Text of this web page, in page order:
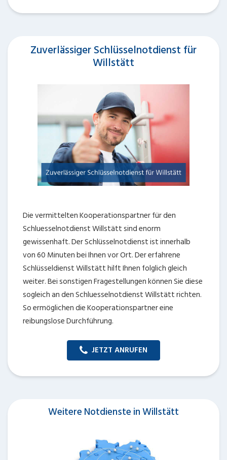
Zuverlässiger Schlüsselnotdienst für
Willstätt
Die vermittelten Kooperationspartner für den
Schluesselnotdienst Willstätt sind enorm
gewissenhaft. Der Schlüsselnotdienst ist innerhalb
von 60 Minuten bei Ihnen vor Ort. Der erfahrene
Schlüsseldienst Willstätt hilft Ihnen folglich gleich
weiter. Bei sonstigen Fragestellungen können Sie diese
sogleich an den Schluesselnotdienst Willstätt richten.
So ermöglichen die Kooperationspartner eine
reibungslose Durchführung.
JETZT ANRUFEN
Weitere Notdienste in Willstätt